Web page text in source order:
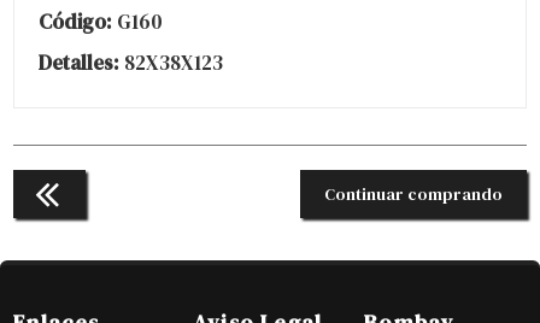
Código: G160
Detalles: 82X38X123
Continuar comprando